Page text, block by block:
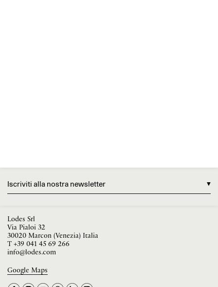
Iscriviti alla nostra newsletter
Lodes Srl
Via Pialoi 32
30020 Marcon (Venezia) Italia
T +39 041 45 69 266
info@lodes.com
Google Maps